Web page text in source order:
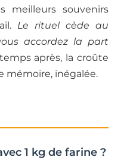
meilleurs souvenirs
Le rituel cède au
accordez la part
après, la croûte
mémoire, inégalée.
1 kg de farine ?